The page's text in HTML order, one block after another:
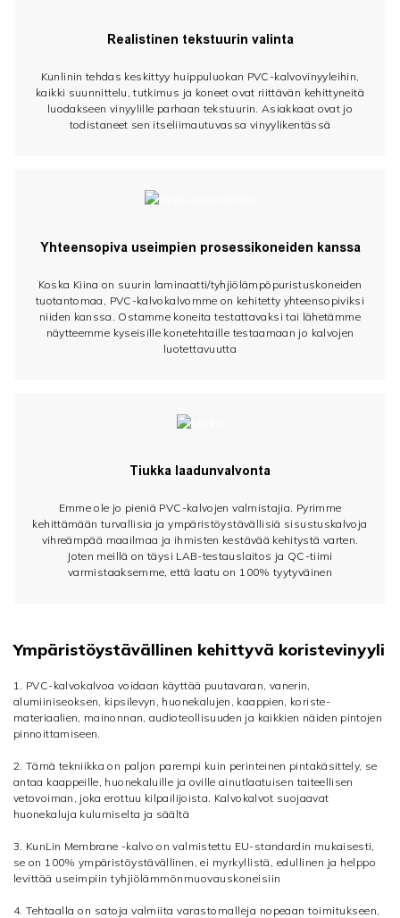
Realistinen tekstuurin valinta
Kunlinin tehdas keskittyy huippuluokan PVC-kalvovinyyleihin,
kaikki suunnittelu, tutkimus ja koneet ovat riittävän kehittyneitä
luodakseen vinyylille parhaan tekstuurin. Asiakkaat ovat jo
todistaneet sen itseliimautuvassa vinyylikentässä
Yhteensopiva useimpien prosessikoneiden kanssa
Koska Kiina on suurin laminaatti/tyhjiölämpöpuristuskoneiden
tuotantomaa, PVC-kalvokalvomme on kehitetty yhteensopiviksi
niiden kanssa. Ostamme koneita testattavaksi tai lähetämme
näytteemme kyseisille konetehtaille testaamaan jo kalvojen
luotettavuutta
Tiukka laadunvalvonta
Emme ole jo pieniä PVC-kalvojen valmistajia. Pyrimme
kehittämään turvallisia ja ympäristöystävällisiä sisustuskalvoja
vihreämpää maailmaa ja ihmisten kestävää kehitystä varten.
Joten meillä on täysi LAB-testauslaitos ja QC-tiimi
varmistaaksemme, että laatu on 100% tyytyväinen
Ympäristöystävällinen kehittyvä koristevinyyli
1. PVC-kalvokalvoa voidaan käyttää puutavaran, vanerin,
alumiiniseoksen, kipsilevyn, huonekalujen, kaappien, koriste-
materiaalien, mainonnan, audioteollisuuden ja kaikkien näiden pintojen
pinnoittamiseen.
2. Tämä tekniikka on paljon parempi kuin perinteinen pintakäsittely, se
antaa kaappeille, huonekaluille ja oville ainutlaatuisen taiteellisen
vetovoiman, joka erottuu kilpailijoista. Kalvokalvot suojaavat
huonekaluja kulumiselta ja säältä
3. KunLin Membrane -kalvo on valmistettu EU-standardin mukaisesti,
se on 100% ympäristöystävällinen,ei myrkyllistä, edullinen ja helppo
levittää useimpiin tyhjiölämmönmuovauskoneisiin
4. Tehtaalla on satoja valmiita varastomalleja nopeaan toimitukseen,